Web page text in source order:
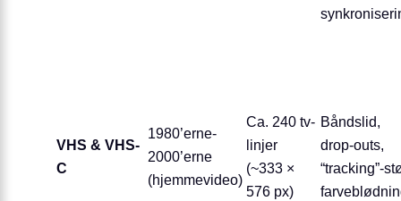
VHS & VHS-
C
1980’erne-
2000’erne
(hjemmevideo)
Ca. 240 tv-
linjer
(~333 ×
576 px)
Båndslid,
drop-outs,
“tracking”-